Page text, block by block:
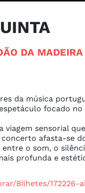
DA MADEIRA
da música
focado no
viagem sensorial
afasta-se
o som, o
profunda e
Bilhetes/172226-